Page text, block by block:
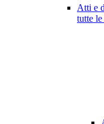
Atti e
tutte